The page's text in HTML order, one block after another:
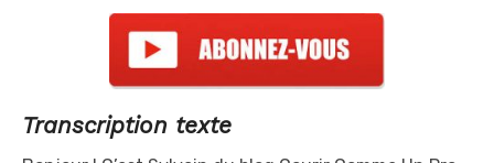
Transcription texte